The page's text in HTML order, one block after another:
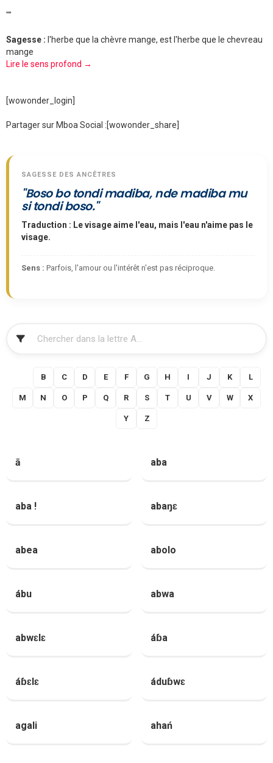
""
Sagesse : l'herbe que la chèvre mange, est l'herbe que le chevreau
mange
Lire le sens profond →
[wowonder_login]
Partager sur Mboa Social :[wowonder_share]
SAGESSE DES ANCÊTRES
"Boso bo tondi madiba, nde madiba mu
si tondi boso."
Traduction : Le visage aime l'eau, mais l'eau n'aime pas le
visage.
Sens : Parfois, l'amour ou l'intérêt n'est pas réciproque.
B C D E F G H I J K L
M N O P Q R S T U V W X
Y Z
ā aba
aba ! abaŋɛ
abea abolo
ábu abwa
abwɛlɛ áɓa
áɓɛlɛ áduɓwɛ
agali ahań